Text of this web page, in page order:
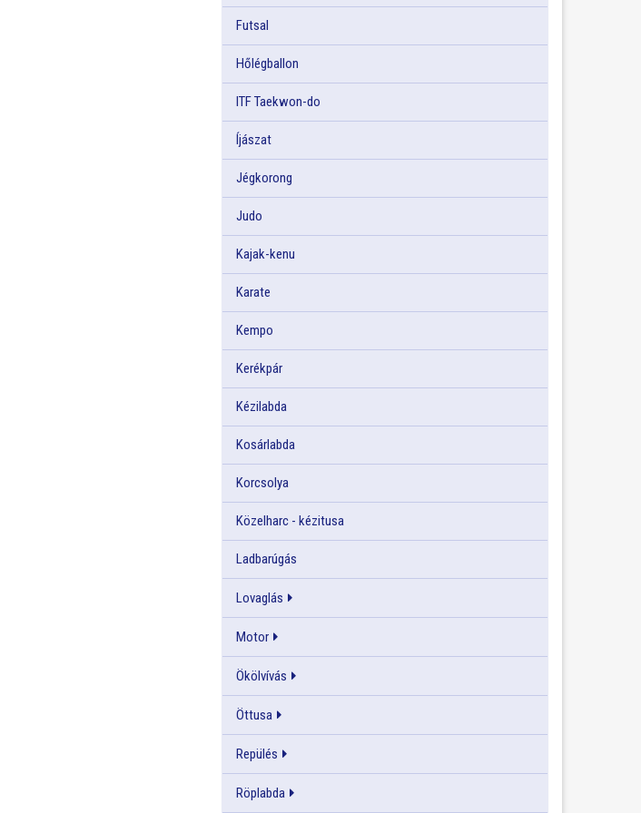
Futsal
Hőlégballon
ITF Taekwon-do
Íjászat
Jégkorong
Judo
Kajak-kenu
Karate
Kempo
Kerékpár
Kézilabda
Kosárlabda
Korcsolya
Közelharc - kézitusa
Ladbarúgás
Lovaglás
Motor
Ökölvívás
Öttusa
Repülés
Röplabda